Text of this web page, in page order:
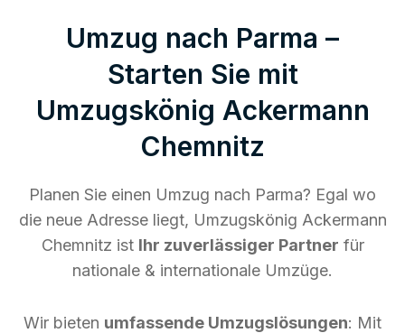
Umzug nach Parma –
Starten Sie mit
Umzugskönig Ackermann
Chemnitz
Planen Sie einen Umzug nach Parma? Egal wo
die neue Adresse liegt, Umzugskönig Ackermann
Chemnitz ist Ihr zuverlässiger Partner für
nationale & internationale Umzüge.
Wir bieten umfassende Umzugslösungen: Mit